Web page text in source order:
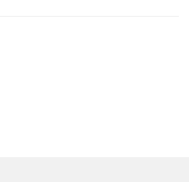
รดีๆ บ้าง ให้ความรักกับเฮียๆ มากขึ้น